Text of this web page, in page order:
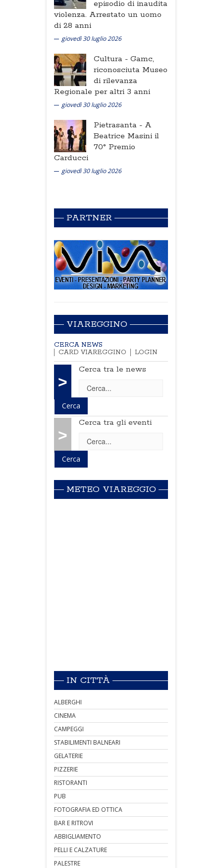
episodio di inaudita
violenza. Arrestato un uomo
di 28 anni
giovedì 30 luglio 2026
Cultura - Gamc,
riconosciuta Museo
di rilevanza
Regionale per altri 3 anni
giovedì 30 luglio 2026
Pietrasanta - A
Beatrice Masini il
70° Premio
Carducci
giovedì 30 luglio 2026
PARTNER
VIAREGGINO
CERCA NEWS
CARD VIAREGGINO
LOGIN
>
Cerca tra le news
>
Cerca tra gli eventi
METEO VIAREGGIO
IN CITTÀ
ALBERGHI
CINEMA
CAMPEGGI
STABILIMENTI BALNEARI
GELATERIE
PIZZERIE
RISTORANTI
PUB
FOTOGRAFIA ED OTTICA
BAR E RITROVI
ABBIGLIAMENTO
PELLI E CALZATURE
PALESTRE